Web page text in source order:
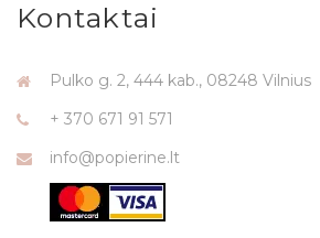
Kontaktai
Pulko g. 2, 444 kab., 08248 Vilnius
+ 370 671 91 571
info@popierine.lt